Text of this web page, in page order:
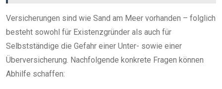
Versicherungen sind wie Sand am Meer vorhanden – folglich
besteht sowohl für Existenzgründer als auch für
Selbstständige die Gefahr einer Unter- sowie einer
Überversicherung. Nachfolgende konkrete Fragen können
Abhilfe schaffen: